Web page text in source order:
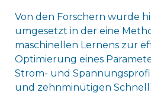
Von den Forschern wurde
umgesetzt in der eine
maschinellen Lernens zur
Optimierung eines
Strom- und
und zehnminütigen